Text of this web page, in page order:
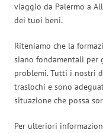
viaggio da Palermo a
dei tuoi beni.
Riteniamo che la
siano fondamentali per
problemi. Tutti i nostri
traslochi e sono
situazione che possa
Per ulteriori